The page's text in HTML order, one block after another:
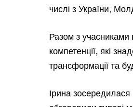
числі з України,
Разом з учасниками
компетенції, які
трансформації та
Ірина